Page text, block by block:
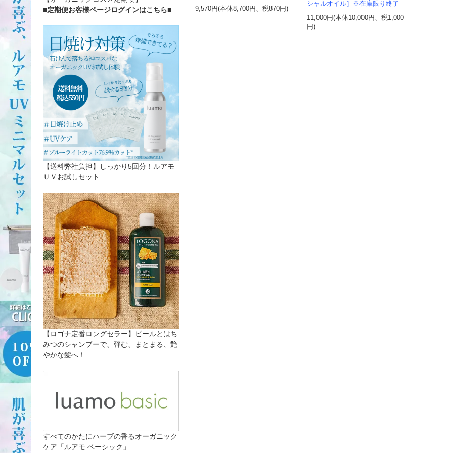
9,570円(本体8,700円、税870円)
シャルオイル］※在庫限り終了
11,000円(本体10,000円、税1,000
円)
■定期便お客様ページログインはこちら■
【送料弊社負担】しっかり5回分！ルアモ
ＵＶお試しセット
【ロゴナ定番ロングセラー】ビールとはち
みつのシャンプーで、弾む、まとまる、艶
やかな髪へ！
すべてのかたにハーブの香るオーガニック
ケア「ルアモ ベーシック」